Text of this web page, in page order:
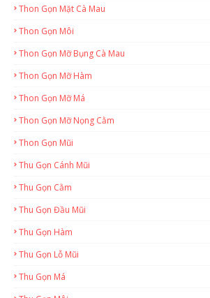
Thon Gọn Mặt Cà Mau
Thon Gọn Môi
Thon Gọn Mỡ Bụng Cà Mau
Thon Gọn Mỡ Hàm
Thon Gọn Mỡ Má
Thon Gọn Mỡ Nọng Cằm
Thon Gọn Mũi
Thu Gọn Cánh Mũi
Thu Gọn Cằm
Thu Gọn Đầu Mũi
Thu Gọn Hàm
Thu Gọn Lỗ Mũi
Thu Gọn Má